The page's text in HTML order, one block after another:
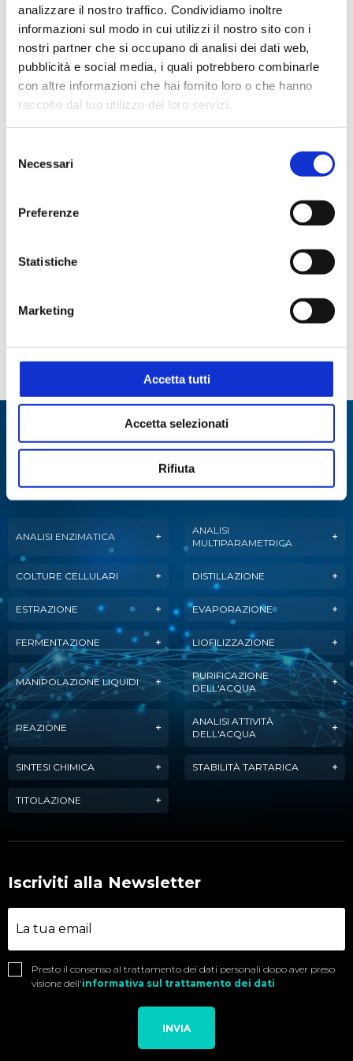
analizzare il nostro traffico. Condividiamo inoltre
informazioni sul modo in cui utilizzi il nostro sito con i
nostri partner che si occupano di analisi dei dati web,
pubblicità e social media, i quali potrebbero combinarle
con altre informazioni che hai fornito loro o che hanno
raccolto dal tuo utilizzo dei loro servizi.
delNecessari
Preferenze
Statistiche
Marketing
Accetta tutti
Accetta selezionati
Rifiuta
Ambientale Chimico
Calcimetro di De Astis
Vetreria di ricambio
Specialisti in:
Abbiamo sviluppato soluzioni, tecnologie e
ANALISI ENZIMATICA
ANALISI
MULTIPARAMETRICA
COLTURE CELLULARI DISTILLAZIONE
ESTRAZIONE EVAPORAZIONE
FERMENTAZIONE LIOFILIZZAZIONE
MANIPOLAZIONE LIQUIDI
PURIFICAZIONE
DELL'ACQUA
REAZIONE
ANALISI ATTIVITÀ
DELL'ACQUA
SINTESI CHIMICA STABILITÀ TARTARICA
TITOLAZIONE
Iscriviti alla Newsletter
Presto il consenso al trattamento dei dati personali dopo aver preso
visione dell'informativa sul trattamento dei dati
INVIA